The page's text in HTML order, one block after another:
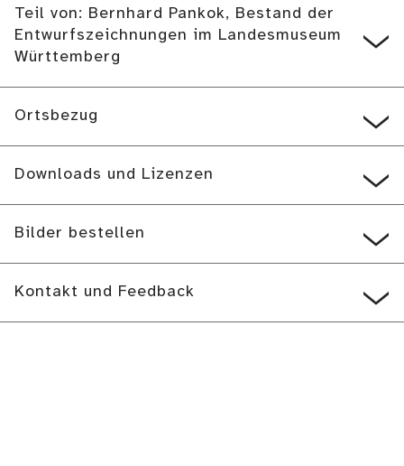
Teil von: Bernhard Pankok, Bestand der
Entwurfszeichnungen im Landesmuseum
Württemberg
Ortsbezug
Downloads und Lizenzen
Bilder bestellen
Kontakt und Feedback